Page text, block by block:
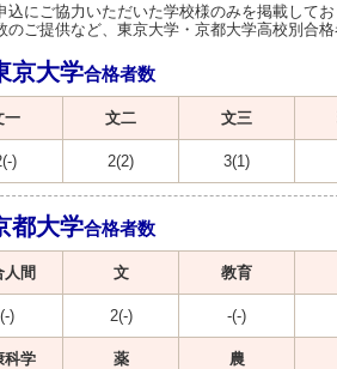
にご協力いただいた学校様のみを掲載してお
のご提供など、東京大学・京都大学高校別合
京大学合格者数
一 文二 文三
) 2(2) 3(1)
都大学合格者数
人間 文 教育
)
2(-) -(-)
科学 薬 農